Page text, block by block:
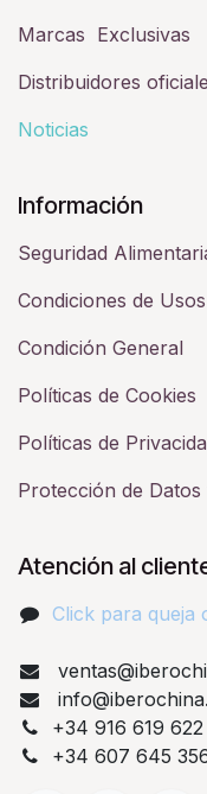
Marcas Exclusivas
Distribuidores
Noticias
Información
Seguridad
Condiciones de Usos
Condición General
Políticas de Cookies
Políticas de
Protección de
Atención al
Click para queja
+34 916 619 622
+34 607 645